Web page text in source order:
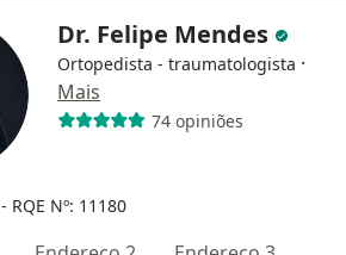
Dr. Felipe Mendes
Ortopedista - traumatologista ·
Mais
74 opiniões
- RQE Nº: 11180